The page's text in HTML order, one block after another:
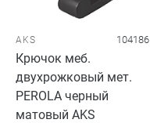
AKS 104186
Крючок меб.
двухрожковый мет.
PEROLA черный
матовый AKS